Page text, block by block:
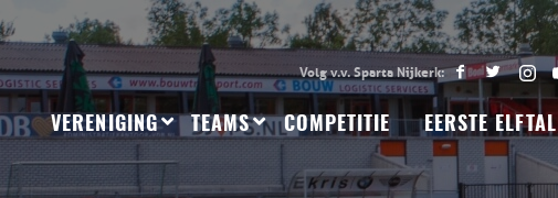
VERENIGING TEAMS COMPETITIE EERSTE ELFTAL